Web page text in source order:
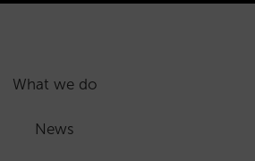
What we do
News